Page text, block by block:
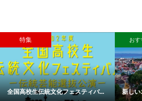
特集
全国高校生伝統文化フェスティバ...
おす
新しい